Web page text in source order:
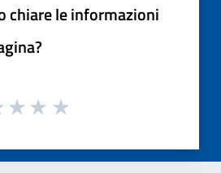
chiare le informazioni